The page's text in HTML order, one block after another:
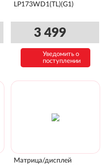
LP173WD1(TL)(G1)
3 499
Уведомить о
поступлении
Матрица/дисплей